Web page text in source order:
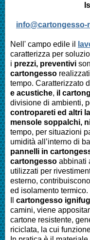
info@cartongesso-
Nell' campo edile il
caratterizza per
i prezzi, preventivi
cartongesso
tempo. Caratterizzato
e acustiche, il
divisione di ambienti,
contropareti ed altri
mensole soppalchi,
tempo, per situazioni
umidità all’interno di
pannelli in
cartongesso abbinati
utilizzati per
esterno,
ed isolamento termico.
cartongesso
camini, viene
cartone resistente,
riciclata, la cui